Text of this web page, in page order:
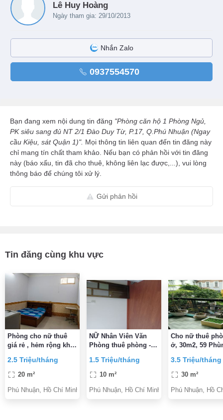
Lê Huy Hoàng
Ngày tham gia: 29/10/2013
Nhắn Zalo
0937554570
Bạn đang xem nội dung tin đăng "Phòng căn hộ 1 Phòng Ngủ,
PK siêu sang đủ NT 2/1 Đào Duy Từ, P.17, Q.Phú Nhuận (Ngay
cầu Kiệu, sát Quận 1)". Mọi thông tin liên quan đến tin đăng này
chỉ mang tín chất tham khảo. Nếu bạn có phản hồi với tin đăng
này (báo xấu, tin đã cho thuê, không liên lạc được,...), vui lòng
thông báo để chúng tôi xử lý.
Gửi phản hồi
Tin đăng cùng khu vực
Phòng cho nữ thuê
giá rẻ , hẻm rộng khu
2.5 Triệu/tháng
20 m²
Phú Nhuận, Hồ Chí Minh
NỮ Nhân Viên Văn
Phòng thuê phòng -
1.5 Triệu/tháng
10 m²
Phú Nhuận, Hồ Chí Minh
Cho nữ thuê
ở, 30m2, 59
Nhuận, Tp.HCM
3.5 Triệu/tháng
30 m²
Phú Nhuận, Hồ